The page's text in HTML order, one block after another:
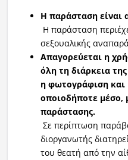
Η παράσταση είναι
Η παράσταση
σεξουαλικής
Απαγορεύεται η
όλη τη διάρκεια
η φωτογράφιση και
οποιοδήποτε μέσο,
παράστασης.
Σε περίπτωση
διοργανωτής
του θεατή από την